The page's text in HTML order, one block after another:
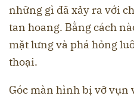
những gì đã xảy ra với
tan hoang. Bằng cách
mặt lưng và phá hỏng
thoại.
Góc màn hình bị vỡ